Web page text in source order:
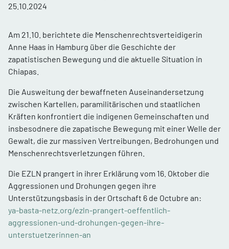
25.10.2024
Am 21.10. berichtete die Menschenrechtsverteidigerin
Anne Haas in Hamburg über die Geschichte der
zapatistischen Bewegung und die aktuelle Situation in
Chiapas.
Die Ausweitung der bewaffneten Auseinandersetzung
zwischen Kartellen, paramilitärischen und staatlichen
Kräften konfrontiert die indigenen Gemeinschaften und
insbesodnere die zapatische Bewegung mit einer Welle der
Gewalt, die zur massiven Vertreibungen, Bedrohungen und
Menschenrechtsverletzungen führen.
Die EZLN prangert in ihrer Erklärung vom 16. Oktober die
Aggressionen und Drohungen gegen ihre
Unterstützungsbasis in der Ortschaft 6 de Octubre an:
ya-basta-netz.org/ezln-prangert-oeffentlich-
aggressionen-und-drohungen-gegen-ihre-
unterstuetzerinnen-an